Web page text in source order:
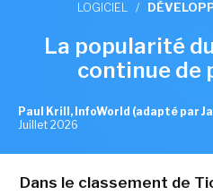
LOGICIEL /
La popularité
continue de
Paul Krill, InfoWorld (adapté par
Juillet 2026
Dans le classement de